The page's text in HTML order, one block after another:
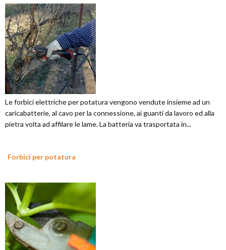
Le forbici elettriche per potatura vengono vendute insieme ad un
caricabatterie, al cavo per la connessione, ai guanti da lavoro ed alla
pietra volta ad affilare le lame. La batteria va trasportata in...
Forbici per potatura